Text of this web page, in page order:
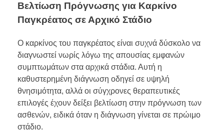
Βελτίωση Πρόγνωσης για Καρκίνο
Παγκρέατος σε Αρχικό Στάδιο
Ο καρκίνος του παγκρέατος είναι συχνά δύσκολο να
διαγνωστεί νωρίς λόγω της απουσίας εμφανών
συμπτωμάτων στα αρχικά στάδια. Αυτή η
καθυστερημένη διάγνωση οδηγεί σε υψηλή
θνησιμότητα, αλλά οι σύγχρονες θεραπευτικές
επιλογές έχουν δείξει βελτίωση στην πρόγνωση των
ασθενών, ειδικά όταν η διάγνωση γίνεται σε πρώιμο
στάδιο.